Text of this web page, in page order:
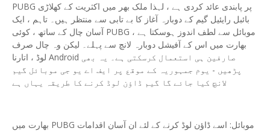
PUBG پر پابندی عائد کردی ہے ، لہذا ملک بھر میں اکثریت کے کھلاڑی
بائبل رایئیل گیم کے دوبارہ آغاز کا بے تابی سے منتظر ہیں۔ تاہم ، ایک
آسان چال کے ساتھ ، کوئی PUBG موبائل سے لطف اندوز ہوسکتا ہے ،
بھارت میں اس کے آفیشل دوبارہ لانچ سے پہلے۔ لیکن وہ چال صرف
لوڈ ، اتارنا Android صارفین ہی استعمال کرسکتی ہے۔ یہ بھی
پڑھیں - یوم جمہوریہ کے موقع پر ایف اے یو جی موبائل گیم
لانچ کیا جائے گا گیم ڈاؤن لوڈ کرنے کا طریقہ یہاں ہے
بھارت میں PUBG موبائل: اسے ڈاؤن لوڈ کرنے کے لئے ان آسان اقدامات